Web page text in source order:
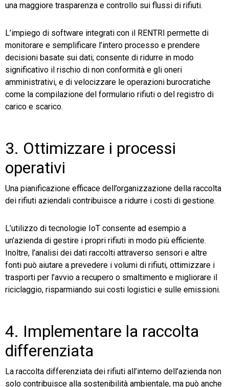
una maggiore trasparenza e controllo sui flussi di rifiuti.
L’impiego di software integrati con il RENTRI permette di
monitorare e semplificare l’intero processo e prendere
decisioni basate sui dati; consente di ridurre in modo
significativo il rischio di non conformità e gli oneri
amministrativi, e di velocizzare le operazioni burocratiche
come la compilazione del formulario rifiuti o del registro di
carico e scarico.
3. Ottimizzare i processi
operativi
Una pianificazione efficace dell’organizzazione della raccolta
dei rifiuti aziendali contribuisce a ridurre i costi di gestione.
L’utilizzo di tecnologie IoT consente ad esempio a
un’azienda di gestire i propri rifiuti in modo più efficiente.
Inoltre, l’analisi dei dati raccolti attraverso sensori e altre
fonti può aiutare a prevedere i volumi di rifiuti, ottimizzare i
trasporti per l’avvio a recupero o smaltimento e migliorare il
riciclaggio, risparmiando sui costi logistici e sulle emissioni.
4. Implementare la raccolta
differenziata
La raccolta differenziata dei rifiuti all’interno dell’azienda non
solo contribuisce alla sostenibilità ambientale, ma può anche